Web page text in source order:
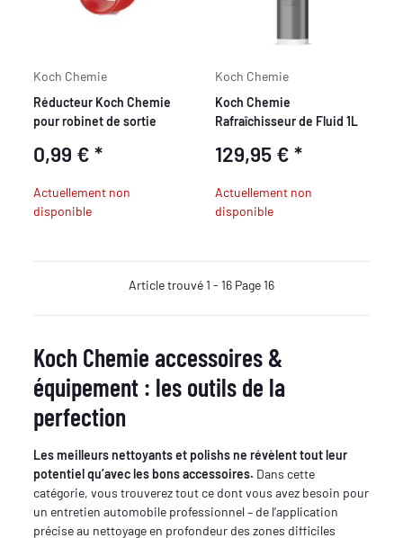
Koch Chemie
Réducteur Koch Chemie
pour robinet de sortie
0,99 €*
Actuellement non
disponible
Koch Chemie
Koch Chemie
Rafraîchisseur de Fluid 1L
129,95 € *
Actuellement non
disponible
Article trouvé 1 - 16 Page 16
Koch Chemie accessoires &
équipement : les outils de la
perfection
Les meilleurs nettoyants et polishs ne révèlent tout leur
potentiel qu’avec les bons accessoires. Dans cette
catégorie, vous trouverez tout ce dont vous avez besoin pour
un entretien automobile professionnel – de l’application
précise au nettoyage en profondeur des zones difficiles